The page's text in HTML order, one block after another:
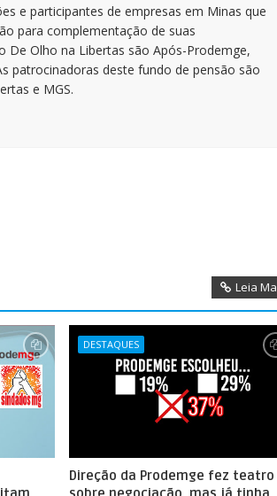
e participantes de empresas em Minas que
para complementação de suas
De Olho na Libertas são Após-Prodemge,
patrocinadoras deste fundo de pensão são
e MGS.
Leia
DESTAQUES
Direção da Prodemge fez teatro